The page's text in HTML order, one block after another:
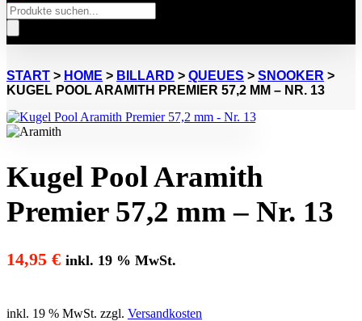
Products
search
START > HOME > BILLARD > QUEUES > SNOOKER >
KUGEL POOL ARAMITH PREMIER 57,2 MM – NR. 13
Kugel Pool Aramith
Premier 57,2 mm – Nr. 13
14,95 € inkl. 19 % MwSt.
inkl. 19 % MwSt. zzgl. Versandkosten